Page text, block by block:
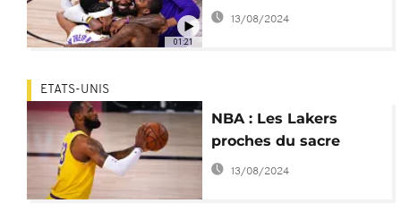
01:21
13/08/2024
ETATS-UNIS
NBA : Les Lakers
proches du sacre
13/08/2024